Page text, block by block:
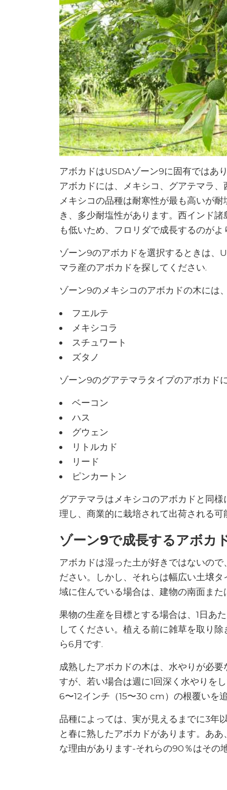
アボカドはUSDAゾーン9に固有ではあ
アボカドには、メキシコ、グアテマラ
メキシコの品種は耐寒性が最も高いが
き、多少耐塩性があります。西インド
も低いため、フロリダで成長するのがよ
ゾーン9のアボカドを選択するときは、
マラ産のアボカドを探してください.
ゾーン9のメキシコのアボカドの木には
フエルテ
メキシコラ
スチュワート
ズタノ
ゾーン9のグアテマラタイプのアボカド
ベーコン
ハス
グウェン
リトルカド
リード
ピンカートン
グアテマラはメキシコのアボカドと同
理し、商業的に栽培されて出荷される可
ゾーン9で成長するアボカ
アボカドは湿った土が好きではないの
ださい。しかし、それらは幅広い土壌
域に住んでいる場合は、建物の南面ま
果物の生産を目標とする場合は、1日あ
してください。植える前に雑草を取り
ら6月です.
成熟したアボカドの木は、水やりが必
すが、若い場合は週に1回深く水やりを
6〜12インチ（15〜30 cm）の根覆いを
品種によっては、実が見えるまでに3年
と春に熟したアボカドがあります。あ
な理由があります-それらの90％はその